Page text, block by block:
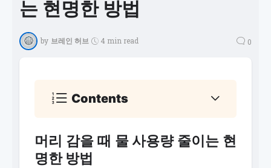
는 현명한 방법
by 브레인 허브 4 min read 0
Contents
머리 감을 때 물 사용량 줄이는 현
명한 방법